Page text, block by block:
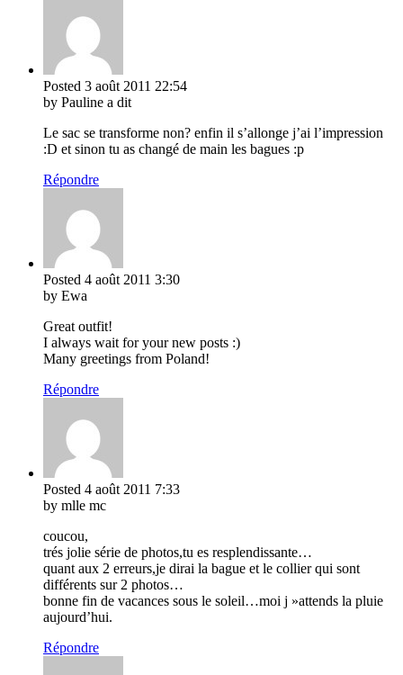
Posted 3 août 2011 22:54
by Pauline a dit
Le sac se transforme non? enfin il s’allonge j’ai l’impression
:D et sinon tu as changé de main les bagues :p
Répondre
Posted 4 août 2011 3:30
by Ewa
Great outfit!
I always wait for your new posts :)
Many greetings from Poland!
Répondre
Posted 4 août 2011 7:33
by mlle mc
coucou,
trés jolie série de photos,tu es resplendissante…
quant aux 2 erreurs,je dirai la bague et le collier qui sont
différents sur 2 photos…
bonne fin de vacances sous le soleil…moi j »attends la pluie
aujourd’hui.
Répondre